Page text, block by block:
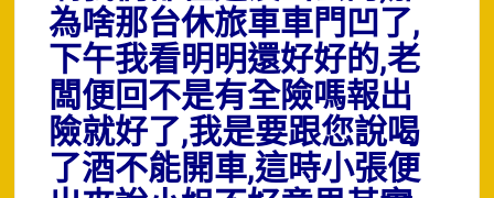
為啥那台休旅車車門凹了,
下午我看明明還好好的,老
闆便回不是有全險嗎報出
險就好了,我是要跟您說喝
了酒不能開車,這時小張便